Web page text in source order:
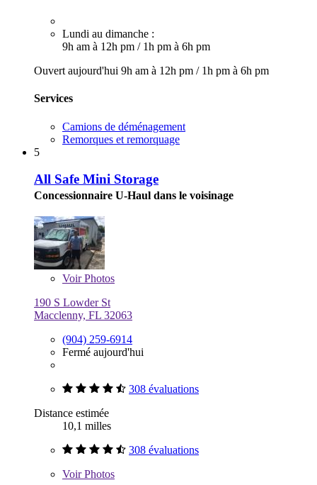
Lundi au dimanche :
9h am à 12h pm / 1h pm à 6h pm
Ouvert aujourd'hui 9h am à 12h pm / 1h pm à 6h pm
Services
Camions de déménagement
Remorques et remorquage
5
All Safe Mini Storage
Concessionnaire U-Haul dans le voisinage
VoirPhotos
190 S Lowder St
Macclenny, FL 32063
(904) 259-6914
Fermé aujourd'hui
308 évaluations
Distance estimée
10,1 milles
308 évaluations
VoirPhotos